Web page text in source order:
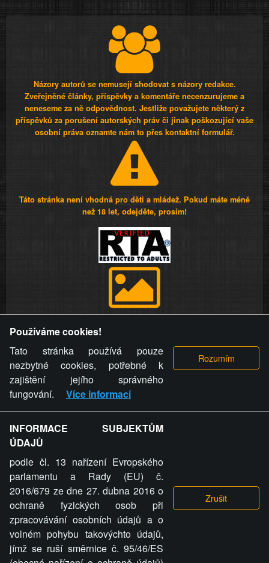
Názory autorů se nemusejí shodovat s názory redakce.
Zveřejněné články, příspěvky a komentáře necenzurujeme a
neneseme za ně odpovědnost. Jestliže považujete některý z
příspěvků za porušení autorských práv či jinak poškozující vaše
osobní práva oznamte nám to přes kontaktní formulář.
Táto stránka není vhodná pro děti a mládež. Pokud máte méně
než 18 let, odejděte, prosím!
videa a komentáře. Osoba, které se toto opatření provozovatele
stránky týče, ani osoba, která umístila fotografii nebo video na
stránku, nemůže z důvodu odstranění fotografie, videa nebo
komentáře pro výše uvedenou okolnost uplatnit vůči
provozovateli stránky žádný nárok na náhradu škody nebo
nemajetkové újmy.
ZVRÁCENÝ.CZ - Svět není zvrácenej. To jen
ty lidi...
ZVRÁCENÝ.CZ
PRAVIDLA A PODMÍNKY GDPR
Používáme cookies!
Tato stránka používá pouze
nezbytné cookies, potřebné k
zajištění jejího správného
fungování.
Více informací
INFORMACE SUBJEKTŮM
ÚDAJŮ
podle čl. 13 nařízení Evropského
parlamentu a Rady (EU) č.
2016/679 ze dne 27. dubna 2016 o
ochraně fyzických osob při
zpracovávání osobních údajů a o
volném pohybu takovýchto údajů,
jímž se ruší směrnice č. 95/46/ES